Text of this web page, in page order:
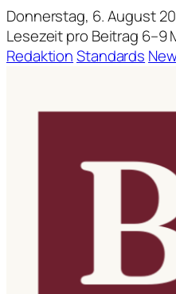
Donnerstag, 6. August
Lesezeit pro Beitrag 6–9
RedaktionStandards